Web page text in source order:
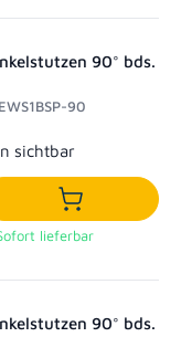
90° bds.
90
sichtbar
In den
lieferbar
90° bds.